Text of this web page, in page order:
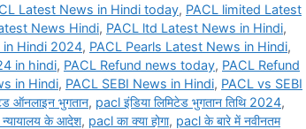
Latest News in Hindi today, PACL limited Latest
News Hindi, PACL ltd Latest News in Hindi,
in Hindi 2024, PACL Pearls Latest News in Hindi,
in hindi, PACL Refund news today, PACL Refund
in Hindi, PACL SEBI News in Hindi, PACL vs SEBI
ऑनलाइन भुगतान, pacl इंडिया लिमिटेड भुगतान तिथि 2024,
के आदेश, pacl का क्या होगा, pacl के बारे में नवीनतम